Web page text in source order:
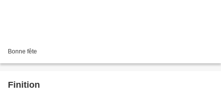
Bonne fête
Finition